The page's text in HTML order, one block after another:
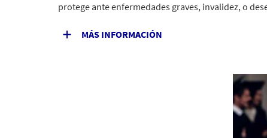
protege ante enfermedades graves, invalidez, o
MÁS INFORMACIÓN